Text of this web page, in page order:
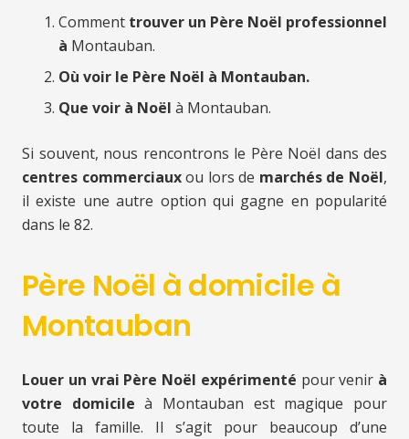
Comment trouver un Père Noël professionnel
à Montauban.
Où voir le Père Noël à Montauban.
Que voir à Noël à Montauban.
Si souvent, nous rencontrons le Père Noël dans des
centres commerciauxou lors de marchés de Noël,
il existe une autre option qui gagne en popularité
dans le 82.
Père Noël à domicile à
Montauban
Louer un vrai Père Noël expérimenté pour venir à
votre domicile à Montauban est magique pour
toute la famille. Il s’agit pour beaucoup d’une